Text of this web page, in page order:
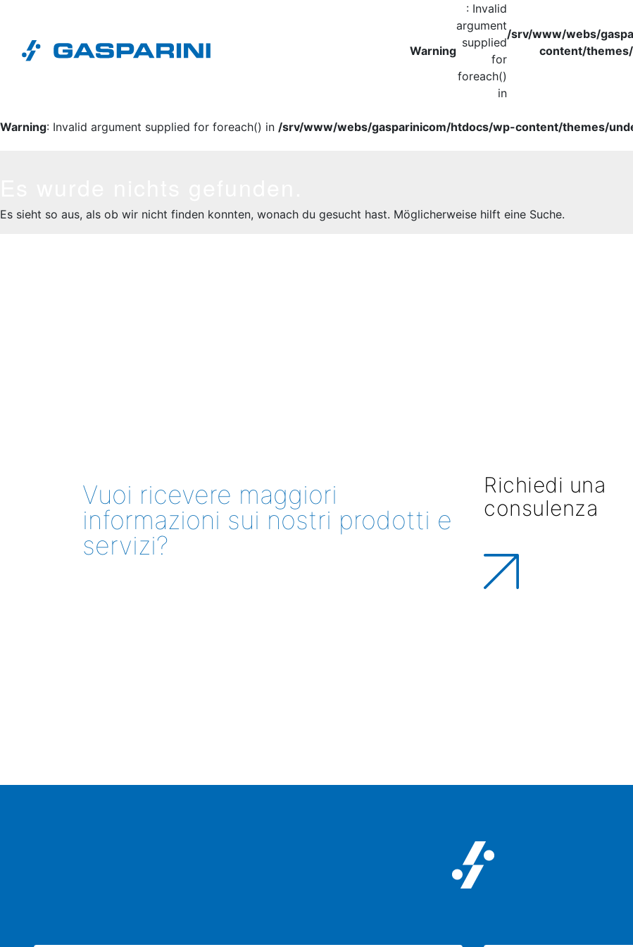
Warning
: Invalid
argument
supplied
for
foreach()
in
/srv/www/webs/
content/
Warning: Invalid argument supplied for foreach() in /srv/www/webs/gasparinicom/htdocs/wp-content/themes/
Es sieht so aus, als ob wir nicht finden konnten, wonach du gesucht hast. Möglicherweise hilft eine Suche.
Vuoi ricevere maggiori
informazioni sui nostri prodotti e
servizi?
Richiedi una
consulenza